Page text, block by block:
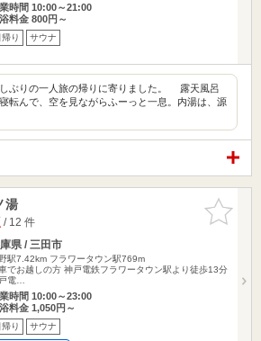
時間 10:00～21:00
料金 800円～
帰り サウナ
ぶりの一人旅の帰りに寄りました。 露天風呂
転んで、空を見ながらふーっと一息。内湯は、源
お気に入
りに追加
湯
/ 12 件
県 / 三田市
駅7.42km フラワータウン駅769m
でお越しの方 神戸電鉄フラワータウン駅より徒歩13分
電…
時間 10:00～23:00
料金 1,050円～
帰り サウナ